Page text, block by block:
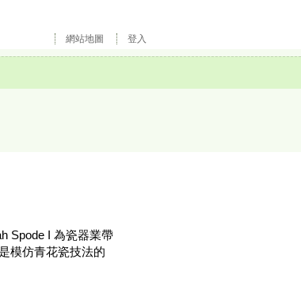
網站地圖 登入
Spode I 為瓷器業帶
模仿青花瓷技法的